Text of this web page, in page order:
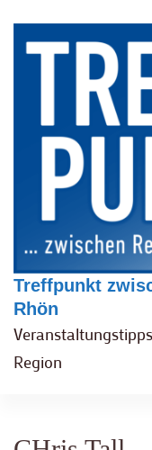
Treffpunkt
Rhön
Region